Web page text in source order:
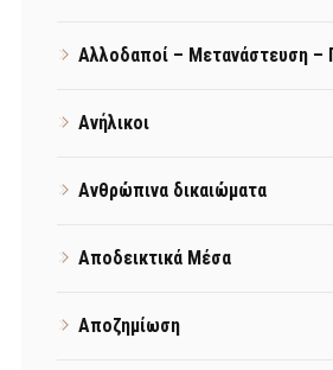
Αλλοδαποί – Μετανάστευση –
Ανήλικοι
Ανθρώπινα δικαιώματα
Αποδεικτικά Μέσα
Αποζημίωση